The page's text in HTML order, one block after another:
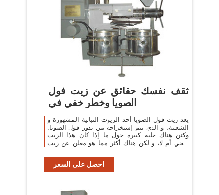
ثقف نفسك حقائق عن زيت فول
الصويا وخطر خفي في
يعد زيت فول الصويا أحد الزيوت النباتية المشهورة و
الشعبية، و الذي يتم إستخراجه من بذور فول الصويا.
وكتن هناك جلبة كبيرة حول ما إذا كان هذا الزيت
صحي أم لا، و لكن هناك أكثر مما هو معلن عن زيت
احصل على السعر